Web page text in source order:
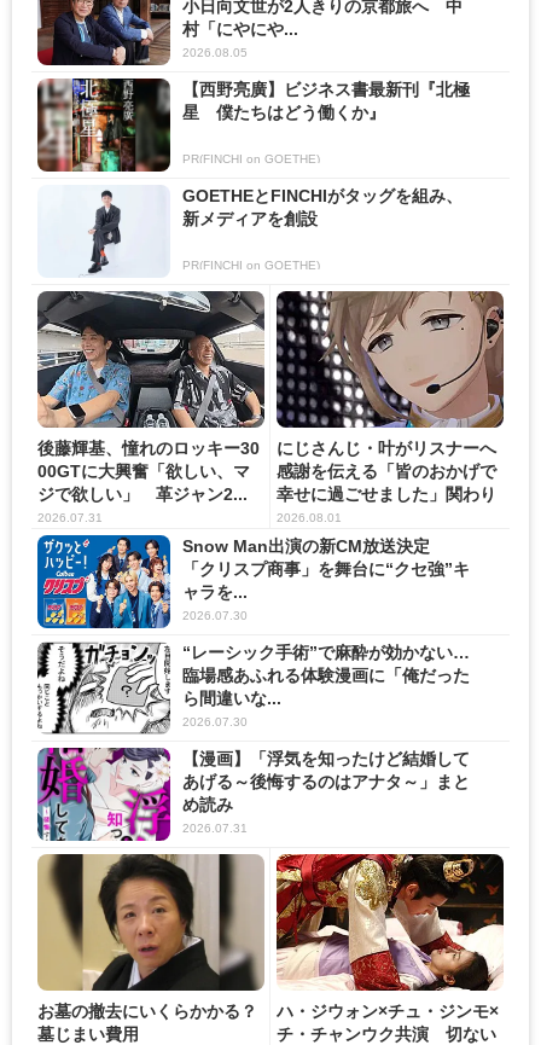
小日向文世が2人きりの京都旅へ 中
村「にやにや...
2026.08.05
【西野亮廣】ビジネス書最新刊『北極
星 僕たちはどう働くか』
PR(FINCHI on GOETHE)
GOETHEとFINCHIがタッグを組み、
新メディアを創設
PR(FINCHI on GOETHE)
後藤輝基、憧れのロッキー30
00GTに大興奮「欲しい、マ
ジで欲しい」 革ジャン2...
2026.07.31
にじさんじ・叶がリスナーへ
感謝を伝える「皆のおかげで
幸せに過ごせました」関わり
の...
2026.08.01
Snow Man出演の新CM放送決定
「クリスプ商事」を舞台に“クセ強”キ
ャラを...
2026.07.30
“レーシック手術”で麻酔が効かない…
臨場感あふれる体験漫画に「俺だった
ら間違いな...
2026.07.30
【漫画】「浮気を知ったけど結婚して
あげる～後悔するのはアナタ～」まと
め読み
2026.07.31
お墓の撤去にいくらかかる？
墓じまい費用
ハ・ジウォン×チュ・ジンモ×
チ・チャンウク共演 切ない